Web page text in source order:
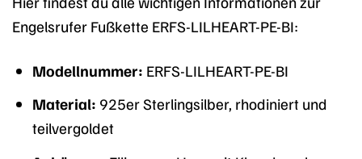
Engelsrufer Fußkette ERFS-LILHEART-PE-BI:
Modellnummer: ERFS-LILHEART-PE-BI
Material: 925er Sterlingsilber, rhodiniert und
teilvergoldet